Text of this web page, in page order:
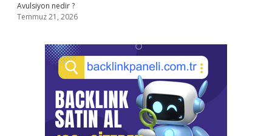
Avulsiyon nedir ?
Temmuz 21, 2026